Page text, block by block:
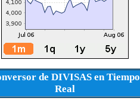
de DIVISAS en Tiempo
Real